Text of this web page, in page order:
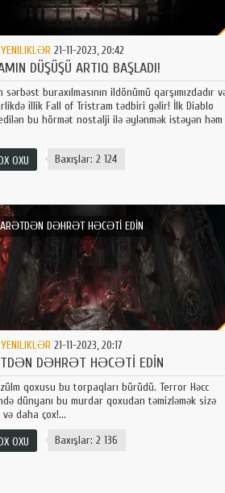
21-11-2023, 20:42
DÜŞÜŞÜ ARTIQ BAŞLADI!
sərbəst buraxılmasının ildönümü qarşımızdadır
illik Fall of Tristram tədbiri gəlir! İlk Diablo
bu hörmət nostalji ilə əylənmək istəyən həm
OXU
Baxışlar: 2 124
DƏHRƏT HƏCƏTİ EDİN
21-11-2023, 20:17
DƏHRƏT HƏCƏTİ EDİN
qoxusu bu torpaqları bürüdü. Terror Həcc
dünyanı bu murdar qoxudan təmizləmək sizə
və daha çox!...
OXU
Baxışlar: 2 136